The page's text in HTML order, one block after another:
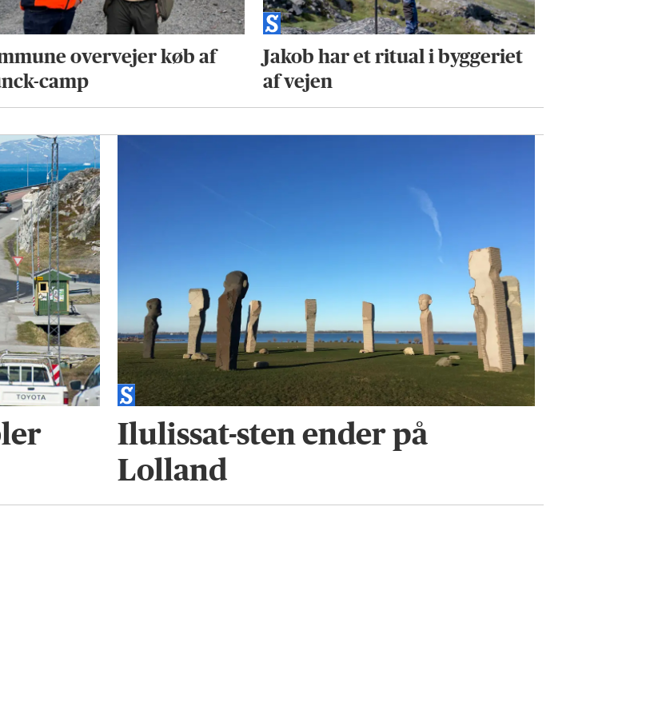
overvejer køb af
camp
Jakob har et ritual i byggeriet
af vejen
Ilulissat-sten ender på
Lolland